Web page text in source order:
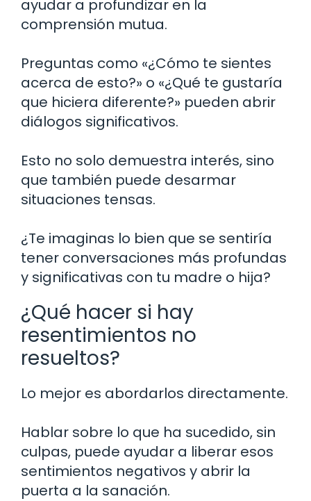
ayudar a profundizar en la
comprensión mutua.
Preguntas como «¿Cómo te sientes
acerca de esto?» o «¿Qué te gustaría
que hiciera diferente?» pueden abrir
diálogos significativos.
Esto no solo demuestra interés, sino
que también puede desarmar
situaciones tensas.
¿Te imaginas lo bien que se sentiría
tener conversaciones más profundas
y significativas con tu madre o hija?
¿Qué hacer si hay
resentimientos no
resueltos?
Lo mejor es abordarlos directamente.
Hablar sobre lo que ha sucedido, sin
culpas, puede ayudar a liberar esos
sentimientos negativos y abrir la
puerta a la sanación.